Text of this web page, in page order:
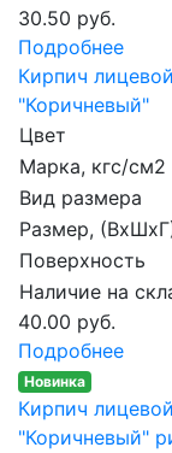
30.50 руб.
Подробнее
Кирпич
"Коричневый"
Цвет
Марка, кгс/см2
Вид размера
Размер,
Поверхность
Наличие на
40.00 руб.
Подробнее
Новинка
Кирпич
"Коричневый"